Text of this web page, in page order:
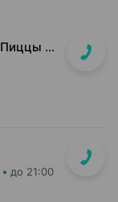
ул. Маяковского, д. 10, пом. 13 (возле Пиццы Мании)
до 21:00